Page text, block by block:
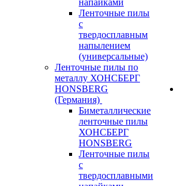
Ленточные пилы
с
твердосплавным
напылением
(универсальные)
Ленточные пилы по
металлу ХОНСБЕРГ
HONSBERG
(Германия)
Биметаллические
ленточные пилы
ХОНСБЕРГ
HONSBERG
Ленточные пилы
с
твердосплавными